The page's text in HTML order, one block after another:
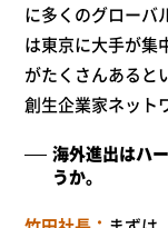
に多くのグローバ
は東京に大手が集
がたくさんあると
創生企業家ネット
海外進出はハ
うか。